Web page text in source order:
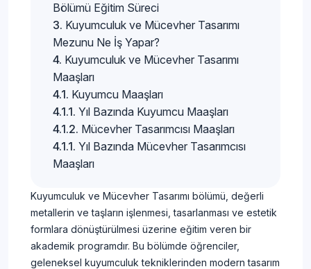
Bölümü Eğitim Süreci
Kuyumculuk ve Mücevher Tasarımı
Mezunu Ne İş Yapar?
Kuyumculuk ve Mücevher Tasarımı
Maaşları
Kuyumcu Maaşları
Yıl Bazında Kuyumcu Maaşları
Mücevher Tasarımcısı Maaşları
Yıl Bazında Mücevher Tasarımcısı
Maaşları
Kuyumculuk ve Mücevher Tasarımı bölümü, değerli
metallerin ve taşların işlenmesi, tasarlanması ve estetik
formlara dönüştürülmesi üzerine eğitim veren bir
akademik programdır. Bu bölümde öğrenciler,
geleneksel kuyumculuk tekniklerinden modern tasarım